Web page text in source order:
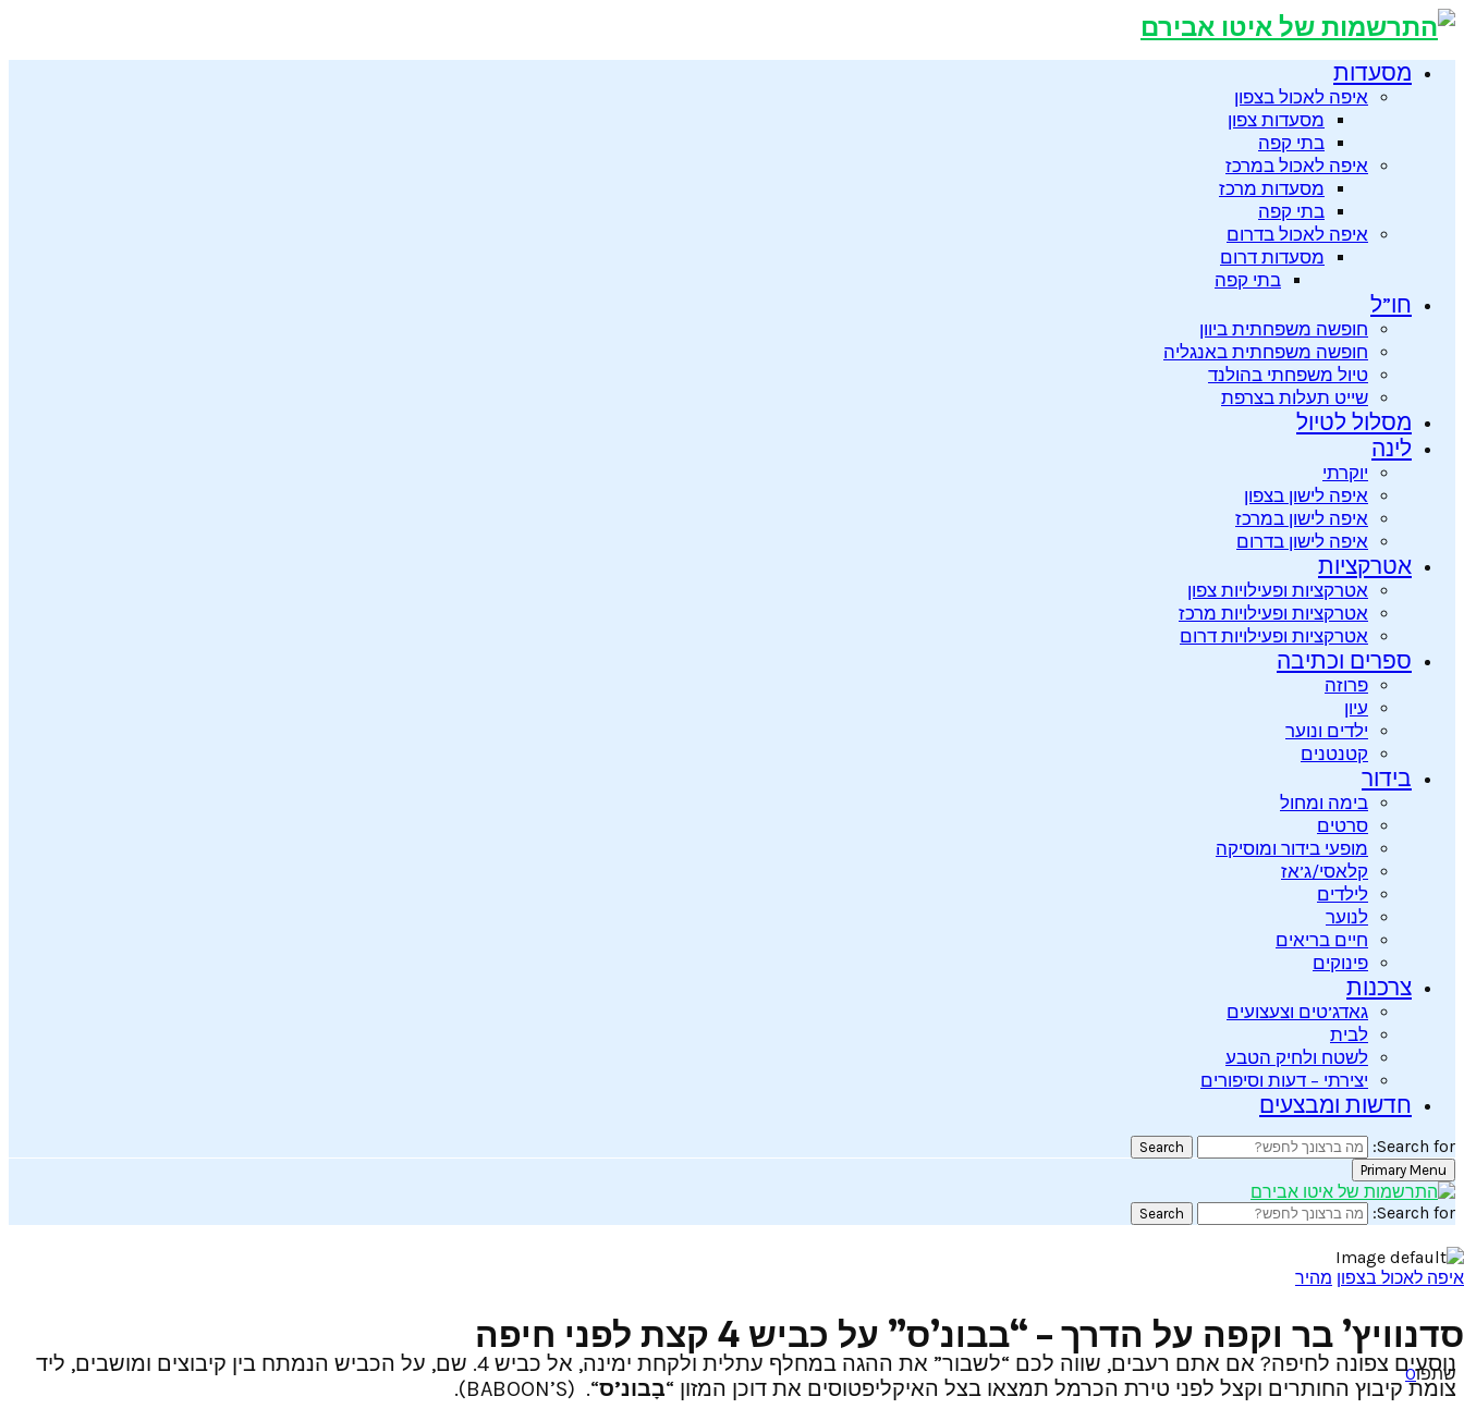
מסעדות
איפה לאכול בצפון
מסעדות צפון
בתי קפה
איפה לאכול במרכז
מסעדות מרכז
בתי קפה
איפה לאכול בדרום
מסעדות דרום
בתי קפה
חו”ל
חופשה משפחתית ביוון
חופשה משפחתית באנגליה
טיול משפחתי בהולנד
שייט תעלות בצרפת
מסלול לטיול
לינה
יוקרתי
איפה לישון בצפון
איפה לישון במרכז
איפה לישון בדרום
אטרקציות
אטרקציות ופעילויות צפון
אטרקציות ופעילויות מרכז
אטרקציות ופעילויות דרום
ספרים וכתיבה
פרוזה
עיון
ילדים ונוער
קטנטנים
בידור
בימה ומחול
סרטים
מופעי בידור ומוסיקה
קלאסי/ג’אז
לילדים
לנוער
חיים בריאים
פינוקים
צרכנות
גאדג’טים וצעצועים
לבית
לשטח ולחיק הטבע
יצירתי – דעות וסיפורים
חדשות ומבצעים
Search for:
Search
Primary Menu
Search for:
Search
איפה לאכול בצפון מהיר
סדנוויץ’ בר וקפה על הדרך – “בבונ’ס” על כביש 4 קצת לפני חיפה
שתפו0
נוסעים צפונה לחיפה? אם אתם רעבים, שווה לכם “לשבור” את ההגה במחלף עתלית ולקחת ימינה, אל כביש 4. שם, על הכביש הנמתח בין קיבוצים ומושבים, ליד
צומת קיבוץ החותרים וקצל לפני טירת הכרמל תמצאו בצל האיקליפטוסים את דוכן המזון “בָבונ’ס“. (BABOON’S).